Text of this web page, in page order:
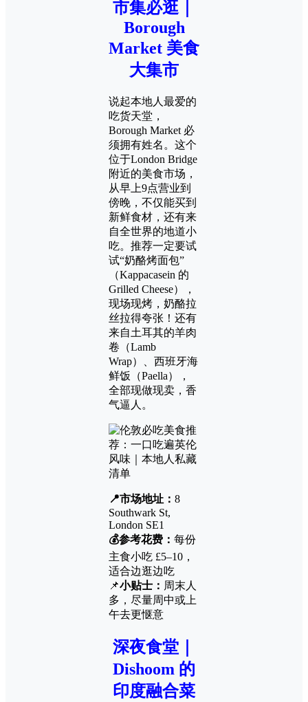
市集必逛｜
Borough
Market 美食
大集市
说起本地人最爱的
吃货天堂，
Borough Market 必
须拥有姓名。这个
位于London Bridge
附近的美食市场，
从早上9点营业到
傍晚，不仅能买到
新鲜食材，还有来
自全世界的地道小
吃。推荐一定要试
试“奶酪烤面包”
（Kappacasein 的
Grilled Cheese），
现场现烤，奶酪拉
丝拉得夸张！还有
来自土耳其的羊肉
卷（Lamb
Wrap）、西班牙海
鲜饭（Paella），
全部现做现卖，香
气逼人。
📍市场地址： 8
Southwark St,
London SE1
💰参考花费： 每份
主食小吃 £5–10，
适合边逛边吃
📌小贴士： 周末人
多，尽量周中或上
午去更惬意
深夜食堂｜
Dishoom 的
印度融合菜